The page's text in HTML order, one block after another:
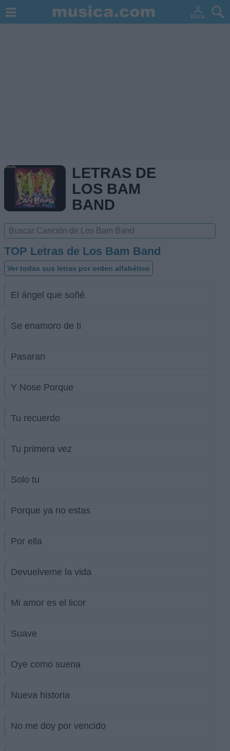
LETRAS DE
LOS BAM
BAND
TOP Letras de Los Bam Band
Ver todas sus letras por orden alfabético
El ángel que soñé
Se enamoro de ti
Pasaran
Y Nose Porque
Tu recuerdo
Tu primera vez
Solo tu
Porque ya no estas
Por ella
Devuelveme la vida
Mi amor es el licor
Suave
Oye como suena
Nueva historia
No me doy por vencido